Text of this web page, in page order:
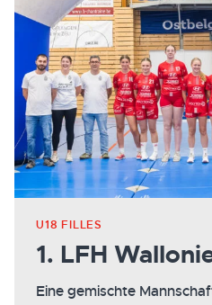
U18 FILLES
1. LFH
Eine gemischte